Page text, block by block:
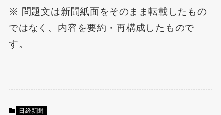
※ 問題文は新聞紙面をそのまま転載したもの
ではなく、内容を要約・再構成したもので
す。
日経新聞